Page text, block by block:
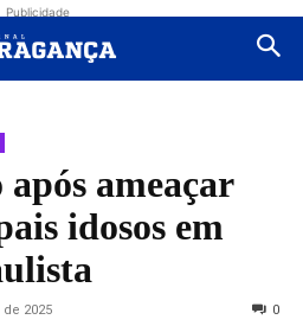
Publicidade
ameaçar
idosos em
2025 0